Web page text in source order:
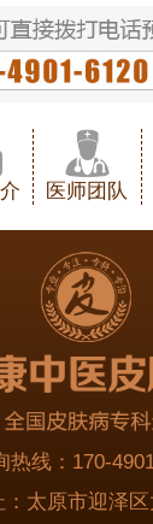
医师团队
热线： 170-
太原市迎泽